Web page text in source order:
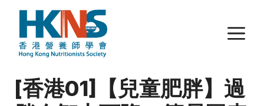
Skip
content
[香港01]【兒童肥胖】過